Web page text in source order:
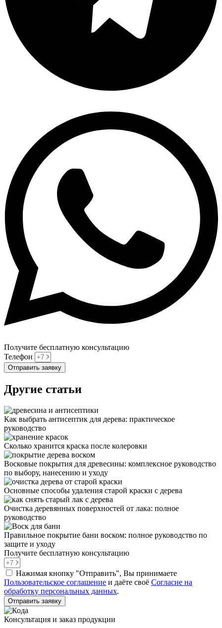
Получите бесплатную консультацию
Телефон
Отправить заявку
Другие статьи
Как выбрать антисептик для дерева: практическое
руководство
Сколько хранится краска после колеровки
Восковые покрытия для древесины: комплексное руководство
по выбору, нанесению и уходу
Основные способы удаления старой краски с дерева
Очистка деревянных поверхностей от лака: полное
руководство
Правильное покрытие бани воском: полное руководство по
защите и уходу
Получите бесплатную консультацию
Нажимая кнопку "Отправить", Вы принимаете
Пользовательское соглашение и даёте своё Согласие на
обработку персональных данных.
Отправить заявку
Консультация и заказ продукции